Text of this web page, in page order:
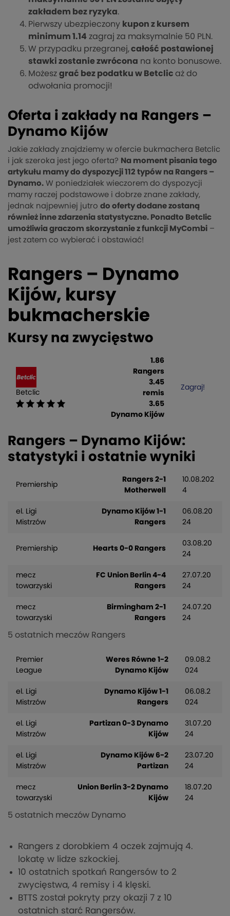
zakładem bez ryzyka.
Pierwszy ubezpieczony kupon z kursem
minimum 1.14 zagraj za maksymalnie 50 PLN.
W przypadku przegranej,całość postawionej
stawki zostanie zwrócona na konto bonusowe.
Możesz grać bez podatku w Betclic aż do
odwołania promocji!
Oferta i zakłady na Rangers –
Dynamo Kijów
Jakie zakłady znajdziemy w ofercie bukmachera Betclic
i jak szeroka jest jego oferta? Na moment pisania tego
artykułu mamy do dyspozycji 112 typów na Rangers –
Dynamo. W poniedziałek wieczorem do dyspozycji
mamy raczej podstawowe i dobrze znane zakłady,
jednak najpewniej jutro do oferty dodane zostaną
również inne zdarzenia statystyczne. Ponadto Betclic
umożliwia graczom skorzystanie z funkcji MyCombi –
jest zatem co wybierać i obstawiać!
Rangers – Dynamo
Kijów, kursy
bukmacherskie
Kursy na zwycięstwo
Betclic
1.86
Rangers
3.45
remis
3.65
Dynamo Kijów
Zagraj!
Rangers – Dynamo Kijów:
statystyki i ostatnie wyniki
Premiership
Rangers 2-1
Motherwell
10.08.202
4
el. Ligi
Mistrzów
Dynamo Kijów 1-1
Rangers
06.08.20
24
Premiership Hearts 0-0 Rangers
03.08.20
24
mecz
towarzyski
FC Union Berlin 4-4
Rangers
27.07.20
24
mecz
towarzyski
Birmingham 2-1
Rangers
24.07.20
24
5 ostatnich meczów Rangers
Premier
League
Weres Równe 1-2
Dynamo Kijów
09.08.2
024
el. Ligi
Mistrzów
Dynamo Kijów 1-1
Rangers
06.08.2
024
el. Ligi
Mistrzów
Partizan 0-3 Dynamo
Kijów
31.07.20
24
el. Ligi
Mistrzów
Dynamo Kijów 6-2
Partizan
23.07.20
24
mecz
towarzyski
Union Berlin 3-2 Dynamo
Kijów
18.07.20
24
5 ostatnich meczów Dynamo
Rangers z dorobkiem 4 oczek zajmują 4.
lokatę w lidze szkockiej.
10 ostatnich spotkań Rangersów to 2
zwycięstwa, 4 remisy i 4 klęski.
BTTS został pokryty przy okazji 7 z 10
ostatnich starć Rangersów.